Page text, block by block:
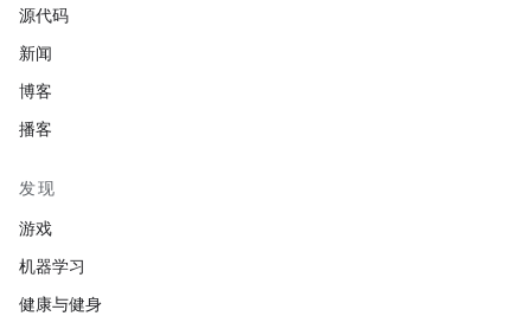
源代码
新闻
博客
播客
发现
游戏
机器学习
健康与健身